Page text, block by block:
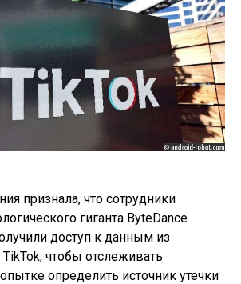
признала, что сотрудники
гиганта ByteDance
доступ к данным из
чтобы отслеживать
определить источник утечки